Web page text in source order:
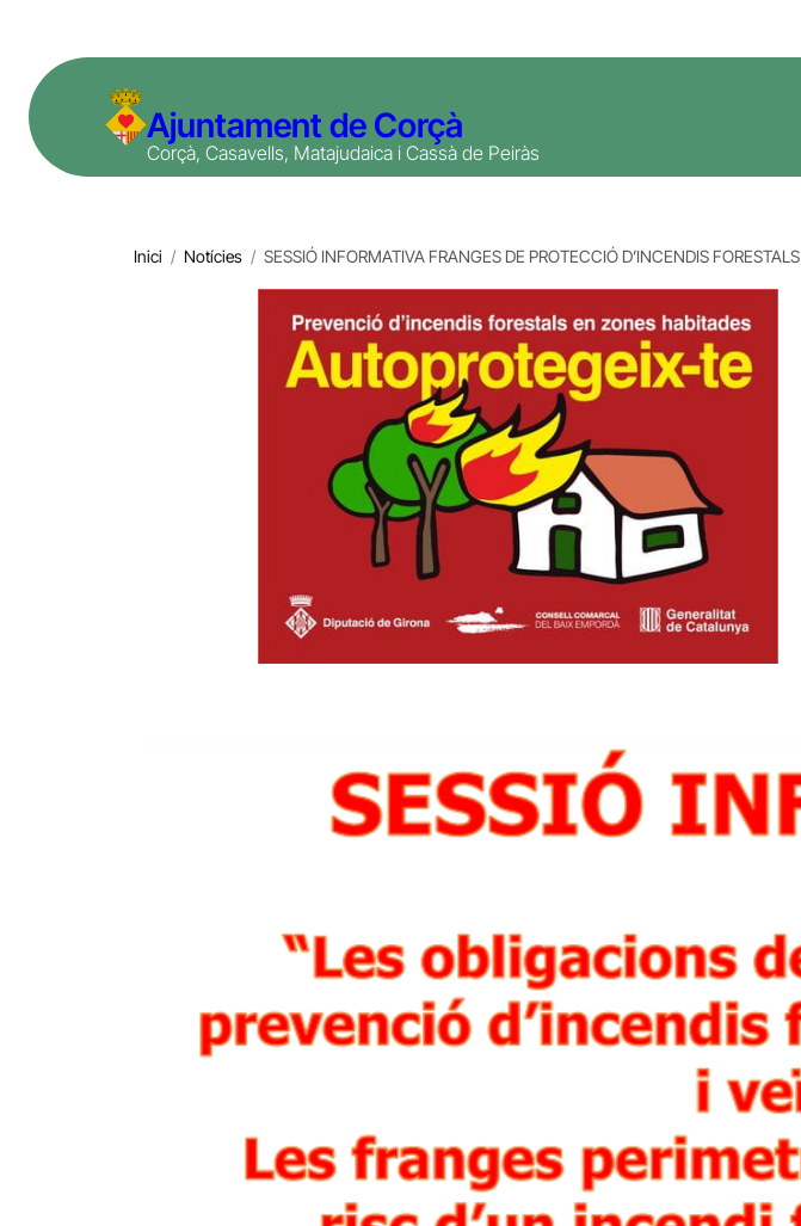
contingut
Ajuntament de Corçà
Corçà, Casavells, Matajudaica i Cassà de Peiràs
Inici / Notícies / SESSIÓ INFORMATIVA FRANGES DE PROTECCIÓ D’INCENDIS FORESTALS